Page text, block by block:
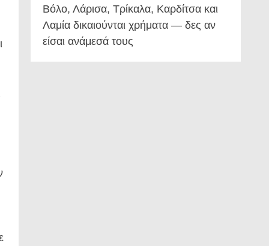
Βόλο, Λάρισα, Τρίκαλα, Καρδίτσα και
Λαμία δικαιούνται χρήματα — δες αν
είσαι ανάμεσά τους